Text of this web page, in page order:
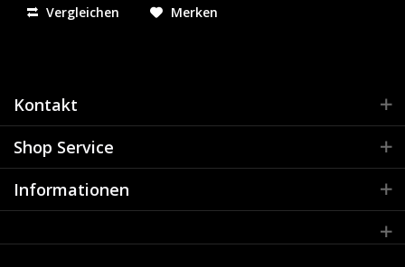
Vergleichen Merken
Kontakt
Shop Service
Informationen